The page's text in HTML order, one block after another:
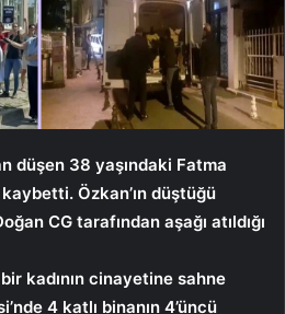
düşen 38 yaşındaki Fatma
Özkan’ın düştüğü
CG tarafından aşağı atıldığı
kadının cinayetine sahne
4 katlı binanın 4’üncü